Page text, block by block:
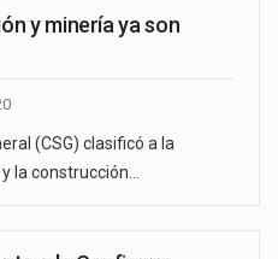
y minería ya son
(CSG) clasificó a la
la construcción…